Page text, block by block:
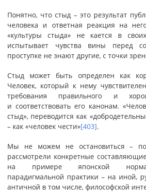
Понятно, что стыд – это результат
человека и ответная реакция на
«культуры стыда» не кается в
испытывает чувства вины перед
проступке не знают другие, с точки
Стыд может быть определен как
Человек, который к нему
требования правильного и
и соответствовать его канонам.
стыд», переводится как
– как «человек чести»[403].
Мы не можем не остановиться –
рассмотрели конкретные
на примере японской
парадигмальной практики – на иной,
античной в том числе, философской